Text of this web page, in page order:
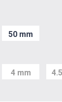
50 mm
4 mm